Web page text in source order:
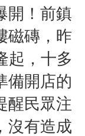
開！前鎮
磁磚，昨
起，十多
備開店的
醒民眾注
沒有造成